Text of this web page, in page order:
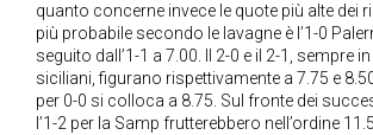
quanto concerne invece le quote più alte dei
più probabile secondo le lavagne è l’1-0
seguito dall’1-1 a 7.00. Il 2-0 e il 2-1, sempre
siciliani, figurano rispettivamente a 7.75 e
per 0-0 si colloca a 8.75. Sul fronte dei
l’1-2 per la Samp frutterebbero nell’ordine